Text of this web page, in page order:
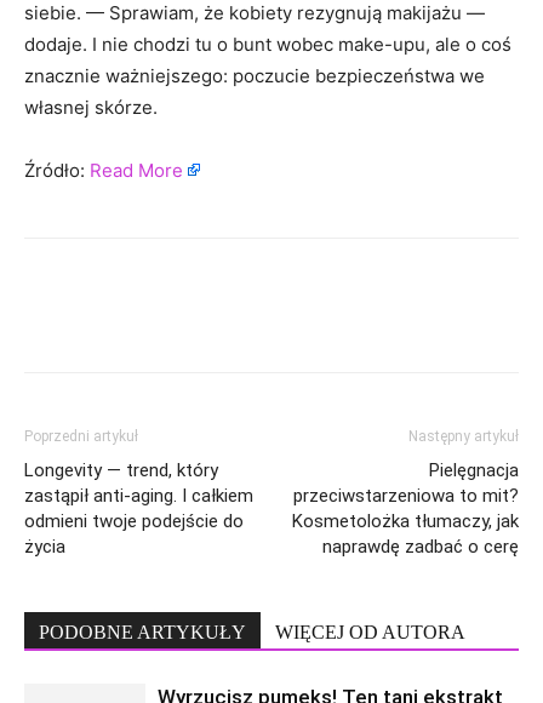
siebie. — Sprawiam, że kobiety rezygnują makijażu —
dodaje. I nie chodzi tu o bunt wobec make-upu, ale o coś
znacznie ważniejszego: poczucie bezpieczeństwa we
własnej skórze.
Źródło: Read More
Poprzedni artykuł
Longevity — trend, który
zastąpił anti-aging. I całkiem
odmieni twoje podejście do
życia
Następny artykuł
Pielęgnacja
przeciwstarzeniowa to mit?
Kosmetolożka tłumaczy, jak
naprawdę zadbać o cerę
PODOBNE ARTYKUŁY WIĘCEJ OD AUTORA
Wyrzucisz pumeks! Ten tani ekstrakt